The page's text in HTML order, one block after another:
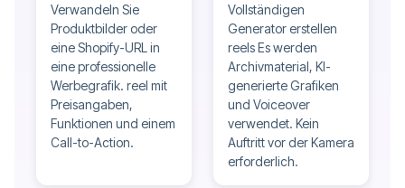
Verwandeln Sie
Produktbilder oder
eine Shopify-URL in
eine professionelle
Werbegrafik. reel mit
Preisangaben,
Funktionen und einem
Call-to-Action.
Vollständigen
Generator erstellen
reels Es werden
Archivmaterial, KI-
generierte Grafiken
und Voiceover
verwendet. Kein
Auftritt vor der Kamera
erforderlich.